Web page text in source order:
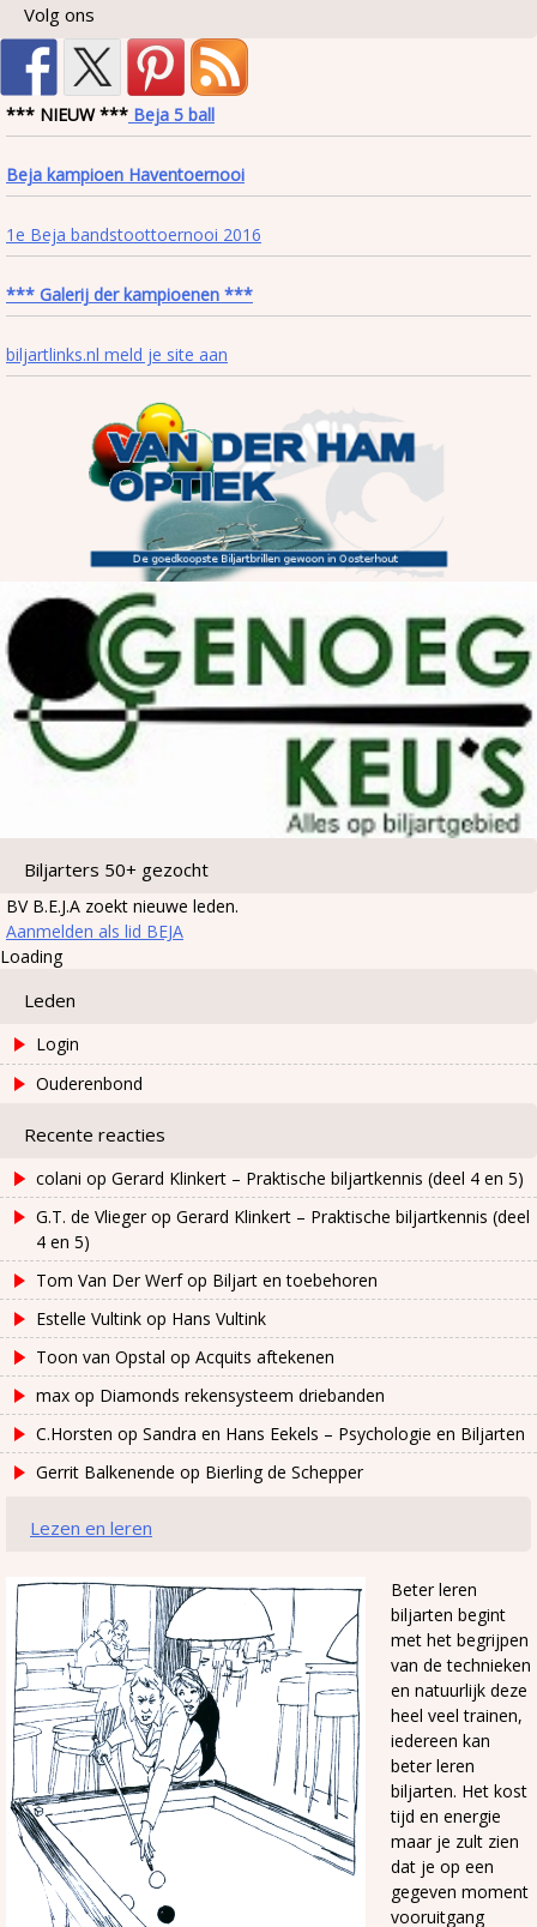
Volg ons
*** NIEUW *** Beja 5 ball
Beja kampioen Haventoernooi
1e Beja bandstoottoernooi 2016
*** Galerij der kampioenen ***
biljartlinks.nl meld je site aan
Biljarters 50+ gezocht
BV B.E.J.A zoekt nieuwe leden.
Aanmelden als lid BEJA
Loading
Leden
Login
Ouderenbond
Recente reacties
colani op Gerard Klinkert – Praktische biljartkennis (deel 4 en 5)
G.T. de Vliegerop Gerard Klinkert – Praktische biljartkennis (deel
4 en 5)
Tom Van Der Werfop Biljart en toebehoren
Estelle Vultink op Hans Vultink
Toon van Opstal op Acquits aftekenen
max op Diamonds rekensysteem driebanden
C.Horsten op Sandra en Hans Eekels – Psychologie en Biljarten
Gerrit Balkenende op Bierling de Schepper
Lezen en leren
Beter leren
biljarten begint
met het begrijpen
van de technieken
en natuurlijk deze
heel veel trainen,
iedereen kan
beter leren
biljarten. Het kost
tijd en energie
maar je zult zien
dat je op een
gegeven moment
vooruitgang